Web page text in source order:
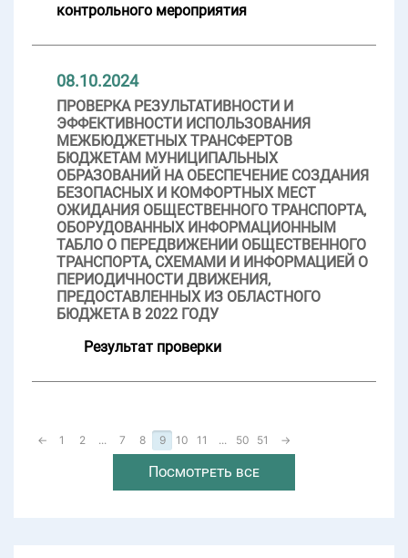
контрольного мероприятия
08.10.2024
ПРОВЕРКА РЕЗУЛЬТАТИВНОСТИ И
ЭФФЕКТИВНОСТИ ИСПОЛЬЗОВАНИЯ
МЕЖБЮДЖЕТНЫХ ТРАНСФЕРТОВ
БЮДЖЕТАМ МУНИЦИПАЛЬНЫХ
ОБРАЗОВАНИЙ НА ОБЕСПЕЧЕНИЕ СОЗДАНИЯ
БЕЗОПАСНЫХ И КОМФОРТНЫХ МЕСТ
ОЖИДАНИЯ ОБЩЕСТВЕННОГО ТРАНСПОРТА,
ОБОРУДОВАННЫХ ИНФОРМАЦИОННЫМ
ТАБЛО О ПЕРЕДВИЖЕНИИ ОБЩЕСТВЕННОГО
ТРАНСПОРТА, СХЕМАМИ И ИНФОРМАЦИЕЙ О
ПЕРИОДИЧНОСТИ ДВИЖЕНИЯ,
ПРЕДОСТАВЛЕННЫХ ИЗ ОБЛАСТНОГО
БЮДЖЕТА В 2022 ГОДУ
Результат проверки
← 1 2 ... 7 8 9 10 11 ... 50 51 →
Посмотреть все